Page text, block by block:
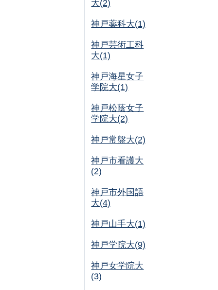
大(2)
神戸薬科大(1)
神戸芸術工科
大(1)
神戸海星女子
学院大(1)
神戸松蔭女子
学院大(2)
神戸常盤大(2)
神戸市看護大
(2)
神戸市外国語
大(4)
神戸山手大(1)
神戸学院大(9)
神戸女学院大
(3)